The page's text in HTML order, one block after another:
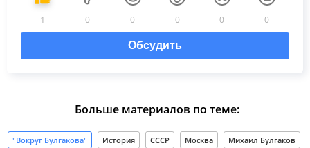
1 0 0 0 0 0
Обсудить
Больше материалов по теме:
"Вокруг Булгакова" История СССР Москва Михаил Булгаков